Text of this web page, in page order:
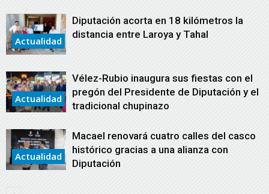
Actualidad
Diputación acorta en 18 kilómetros la
distancia entre Laroya y Tahal
Actualidad
Vélez-Rubio inaugura sus fiestas con el
pregón del Presidente de Diputación y el
tradicional chupinazo
Actualidad
Macael renovará cuatro calles del casco
histórico gracias a una alianza con
Diputación